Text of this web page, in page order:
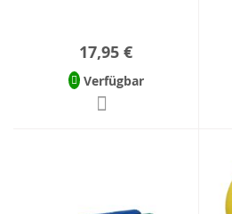
17,95 €
Verfügbar